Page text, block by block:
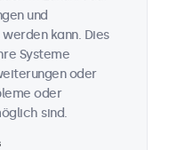
und
kann. Dies
Systeme
oder
oder
sind.